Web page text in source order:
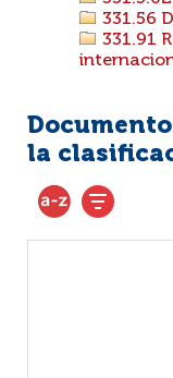
331.56
331.91
la